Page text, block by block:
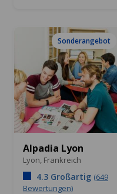
Sonderangebot
Alpadia Lyon
Lyon, Frankreich
4.3 Großartig (649
Bewertungen)